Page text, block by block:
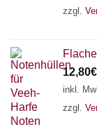
zzgl.
12,80€
inkl.
zzgl.